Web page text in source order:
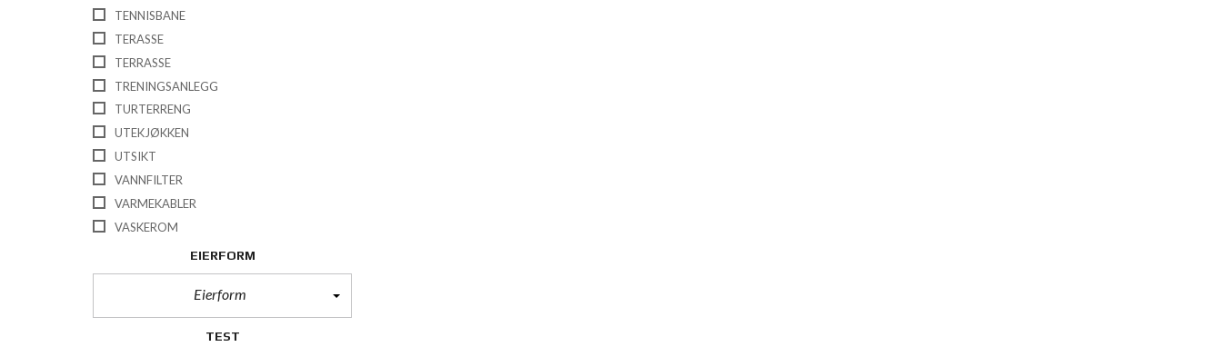
TENNISBANE
TERASSE
TERRASSE
TRENINGSANLEGG
TURTERRENG
UTEKJØKKEN
UTSIKT
VANNFILTER
VARMEKABLER
VASKEROM
EIERFORM
Eierform
TEST